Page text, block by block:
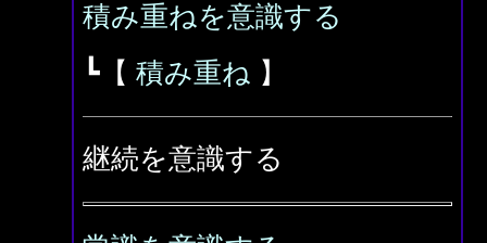
積み重ねを意識する
┗【 積み重ね 】
継続を意識する